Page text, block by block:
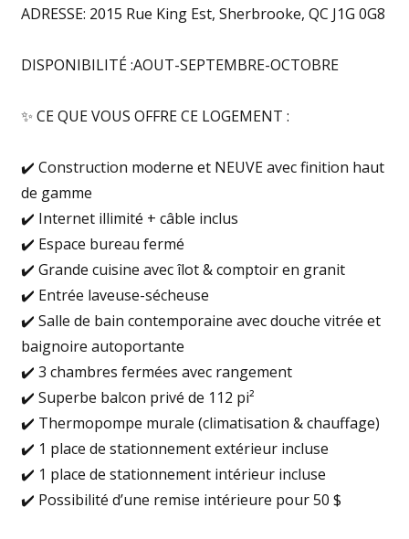
ADRESSE: 2015 Rue King Est, Sherbrooke, QC J1G 0G8
DISPONIBILITÉ :AOUT-SEPTEMBRE-OCTOBRE
✨ CE QUE VOUS OFFRE CE LOGEMENT :
✔️ Construction moderne et NEUVE avec finition haut
de gamme
✔️ Internet illimité + câble inclus
✔️ Espace bureau fermé
✔️ Grande cuisine avec îlot & comptoir en granit
✔️ Entrée laveuse-sécheuse
✔️ Salle de bain contemporaine avec douche vitrée et
baignoire autoportante
✔️ 3 chambres fermées avec rangement
✔️ Superbe balcon privé de 112 pi²
✔️ Thermopompe murale (climatisation & chauffage)
✔️ 1 place de stationnement extérieur incluse
✔️ 1 place de stationnement intérieur incluse
✔️ Possibilité d’une remise intérieure pour 50 $